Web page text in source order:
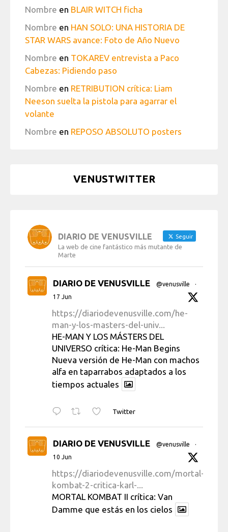
Nombre en BLAIR WITCH ficha
Nombre en HAN SOLO: UNA HISTORIA DE
STAR WARS avance: Foto de Año Nuevo
Nombre en TOKAREV entrevista a Paco
Cabezas: Pidiendo paso
Nombre en RETRIBUTION crítica: Liam
Neeson suelta la pistola para agarrar el
volante
Nombre en REPOSO ABSOLUTO posters
VENUSTWITTER
DIARIO DE VENUSVILLE Seguir
La web de cine fantástico más mutante de
Marte
DIARIO DE VENUSVILLE @venusville
·
17 Jun
https://diariodevenusville.com/he-
man-y-los-masters-del-univ...
HE-MAN Y LOS MÁSTERS DEL
UNIVERSO crítica: He-Man Begins
Nueva versión de He-Man con machos
alfa en taparrabos adaptados a los
tiempos actuales
Twitter
DIARIO DE VENUSVILLE @venusville
·
10 Jun
https://diariodevenusville.com/mortal-
kombat-2-critica-karl-...
MORTAL KOMBAT II crítica: Van
Damme que estás en los cielos